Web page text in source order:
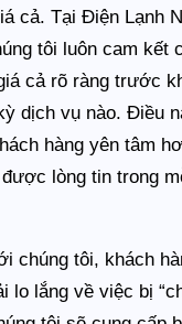
cả. Tại Điện Lạnh
tôi luôn cam kết
cả rõ ràng trước
dịch vụ nào. Điều
hàng yên tâm
lòng tin trong
chúng tôi, khách
lo lắng về việc bị